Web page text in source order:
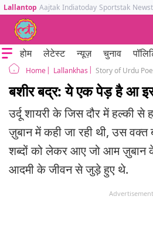
Lallantop Aajtak Indiatoday Sportstak
होम लेटेस्ट न्यूज़ चुनाव
Home Lallankhas
बशीर बद्र: ये एक पेड़ है आ
उर्दू शायरी के जिस दौर में हल्की से
ज़ुबान में कही जा रही थी, उस
शब्दों को लेकर आए जो आम
आदमी के जीवन से जुड़े हुए थे.
Advertisement